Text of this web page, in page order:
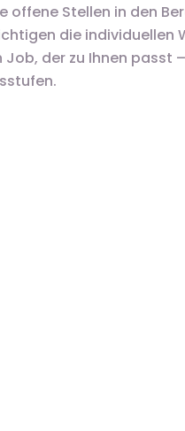
offene Stellen in den
die individuellen
der zu Ihnen passt –